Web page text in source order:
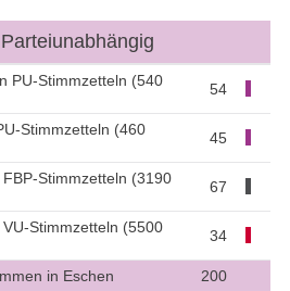
PU-Stimmzetteln (540
54
Stimmzetteln (460
45
FBP-Stimmzetteln (3190
67
VU-Stimmzetteln (5500
34
in Eschen
200